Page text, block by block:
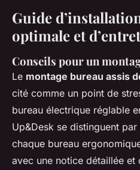
Guide
optimale et
Conseils pour un
Le montage bureau assis
cité comme un point de
bureau électrique réglable
Up&Desk se distinguent
chaque bureau
avec une notice détaillée et